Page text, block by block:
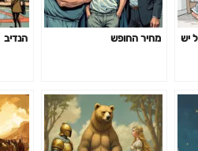
יש
מחיר החופש הנדיב